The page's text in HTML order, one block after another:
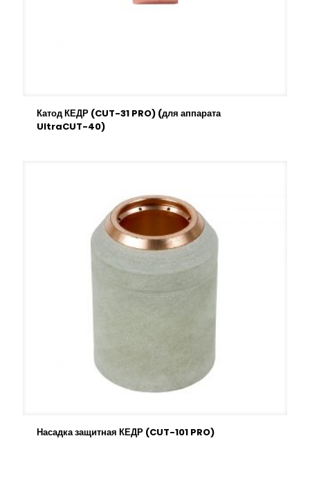
Катод КЕДР (CUT-31 PRO) (для аппарата
UltraCUT-40)
Насадка защитная КЕДР (CUT-101 PRO)